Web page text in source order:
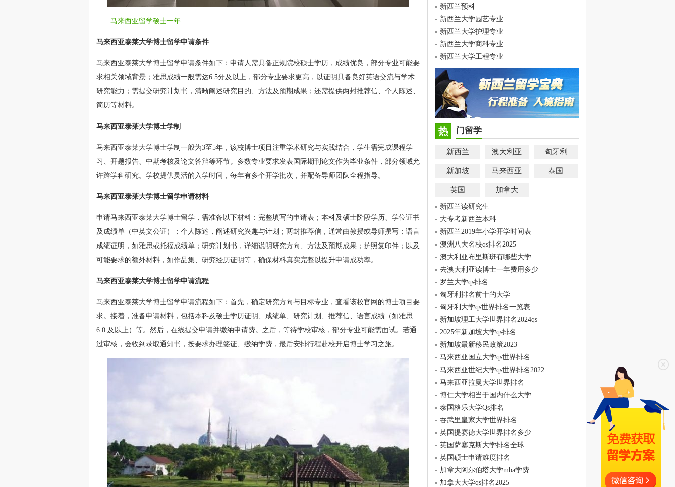
马来西亚留学硕士一年
马来西亚泰莱大学博士留学申请条件
马来西亚泰莱大学博士留学申请条件如下：申请人需具备正规院校硕士学历，成绩优良，部分专业可能要
求相关领域背景；雅思成绩一般需达6.5分及以上，部分专业要求更高，以证明具备良好英语交流与学术
研究能力；需提交研究计划书，清晰阐述研究目的、方法及预期成果；还需提供两封推荐信、个人陈述、
简历等材料。
马来西亚泰莱大学博士学制
马来西亚泰莱大学博士学制一般为3至5年，该校博士项目注重学术研究与实践结合，学生需完成课程学
习、开题报告、中期考核及论文答辩等环节。多数专业要求发表国际期刊论文作为毕业条件，部分领域允
许跨学科研究。学校提供灵活的入学时间，每年有多个开学批次，并配备导师团队全程指导。
马来西亚泰莱大学博士留学申请材料
申请马来西亚泰莱大学博士留学，需准备以下材料：完整填写的申请表；本科及硕士阶段学历、学位证书
及成绩单（中英文公证）；个人陈述，阐述研究兴趣与计划；两封推荐信，通常由教授或导师撰写；语言
成绩证明，如雅思或托福成绩单；研究计划书，详细说明研究方向、方法及预期成果；护照复印件；以及
可能要求的额外材料，如作品集、研究经历证明等，确保材料真实完整以提升申请成功率。
马来西亚泰莱大学博士留学申请流程
马来西亚泰莱大学博士留学申请流程如下：首先，确定研究方向与目标专业，查看该校官网的博士项目要
求。接着，准备申请材料，包括本科及硕士学历证明、成绩单、研究计划、推荐信、语言成绩（如雅思
6.0 及以上）等。然后，在线提交申请并缴纳申请费。之后，等待学校审核，部分专业可能需面试。若通
过审核，会收到录取通知书，按要求办理签证、缴纳学费，最后安排行程赴校开启博士学习之旅。
新西兰预科
新西兰大学园艺专业
新西兰大学护理专业
新西兰大学商科专业
新西兰大学工程专业
热 门留学
新西兰 澳大利亚 匈牙利
新加坡 马来西亚 泰国
英国 加拿大
新西兰读研究生
大专考新西兰本科
新西兰2019年小学开学时间表
澳洲八大名校qs排名2025
澳大利亚布里斯班有哪些大学
去澳大利亚读博士一年费用多少
罗兰大学qs排名
匈牙利排名前十的大学
匈牙利大学qs世界排名一览表
新加坡理工大学世界排名2024qs
2025年新加坡大学qs排名
新加坡最新移民政策2023
马来西亚国立大学qs世界排名
马来西亚世纪大学qs世界排名2022
马来西亚拉曼大学世界排名
博仁大学相当于国内什么大学
泰国格乐大学Qs排名
吞武里皇家大学世界排名
英国提赛德大学世界排名多少
英国萨塞克斯大学排名全球
英国硕士申请难度排名
加拿大阿尔伯塔大学mba学费
加拿大大学qs排名2025